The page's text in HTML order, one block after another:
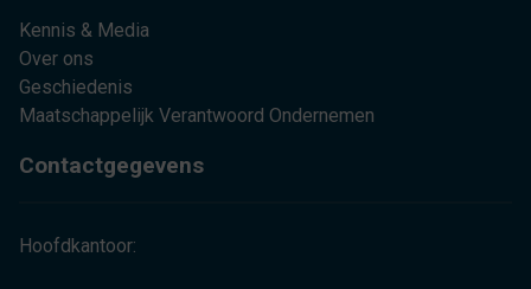
Kennis & Media
Over ons
Geschiedenis
Maatschappelijk Verantwoord Ondernemen
Contactgegevens
Hoofdkantoor: